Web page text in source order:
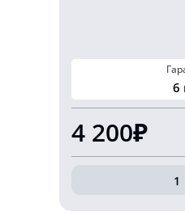
6
4 200₽